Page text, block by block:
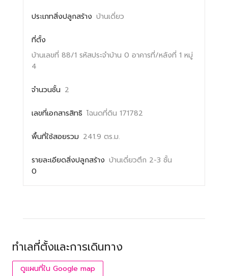
ประเภทสิ่งปลูกสร้าง บ้านเดี่ยว
ที่ตั้ง
บ้านเลขที่ 88/1 รหัสประจำบ้าน 0 อาคารที่/หลังที่ 1 หมู่
4
จำนวนชั้น 2
เลขที่เอกสารสิทธิ โฉนดที่ดิน 171782
พื้นที่ใช้สอยรวม 241.9 ตร.ม.
รายละเอียดสิ่งปลูกสร้าง บ้านเดี่ยวตึก 2-3 ชั้น
0
ทำเลที่ตั้งและการเดินทาง
ดูแผนที่ใน Google map